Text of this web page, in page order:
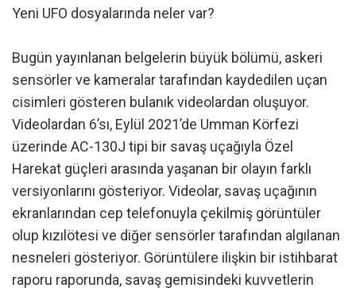
Yeni UFO dosyalarında neler var?
Bugün yayınlanan belgelerin büyük bölümü, askeri
sensörler ve kameralar tarafından kaydedilen uçan
cisimleri gösteren bulanık videolardan oluşuyor.
Videolardan 6’sı, Eylül 2021’de Umman Körfezi
üzerinde AC-130J tipi bir savaş uçağıyla Özel
Harekat güçleri arasında yaşanan bir olayın farklı
versiyonlarını gösteriyor. Videolar, savaş uçağının
ekranlarından cep telefonuyla çekilmiş görüntüler
olup kızılötesi ve diğer sensörler tarafından algılanan
nesneleri gösteriyor. Görüntülere ilişkin bir istihbarat
raporu raporunda, savaş gemisindeki kuvvetlerin